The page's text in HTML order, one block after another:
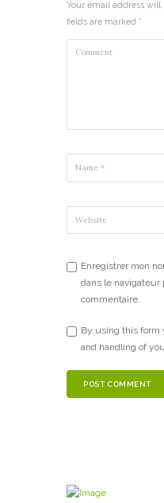
Your email address
fields are marked *
Enregistrer mon
dans le navigateur
commentaire.
By using this form
and handling of